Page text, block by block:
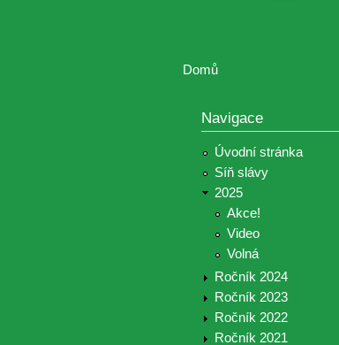
Domů
Navigace
Úvodní stránka
Síň slávy
2025
Akce!
Video
Volná
Ročník 2024
Ročník 2023
Ročník 2022
Ročník 2021